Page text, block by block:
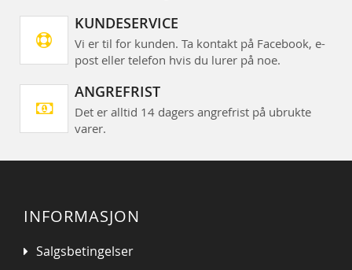
KUNDESERVICE
Vi er til for kunden. Ta kontakt på Facebook, e-
post eller telefon hvis du lurer på noe.
ANGREFRIST
Det er alltid 14 dagers angrefrist på ubrukte
varer.
INFORMASJON
Salgsbetingelser